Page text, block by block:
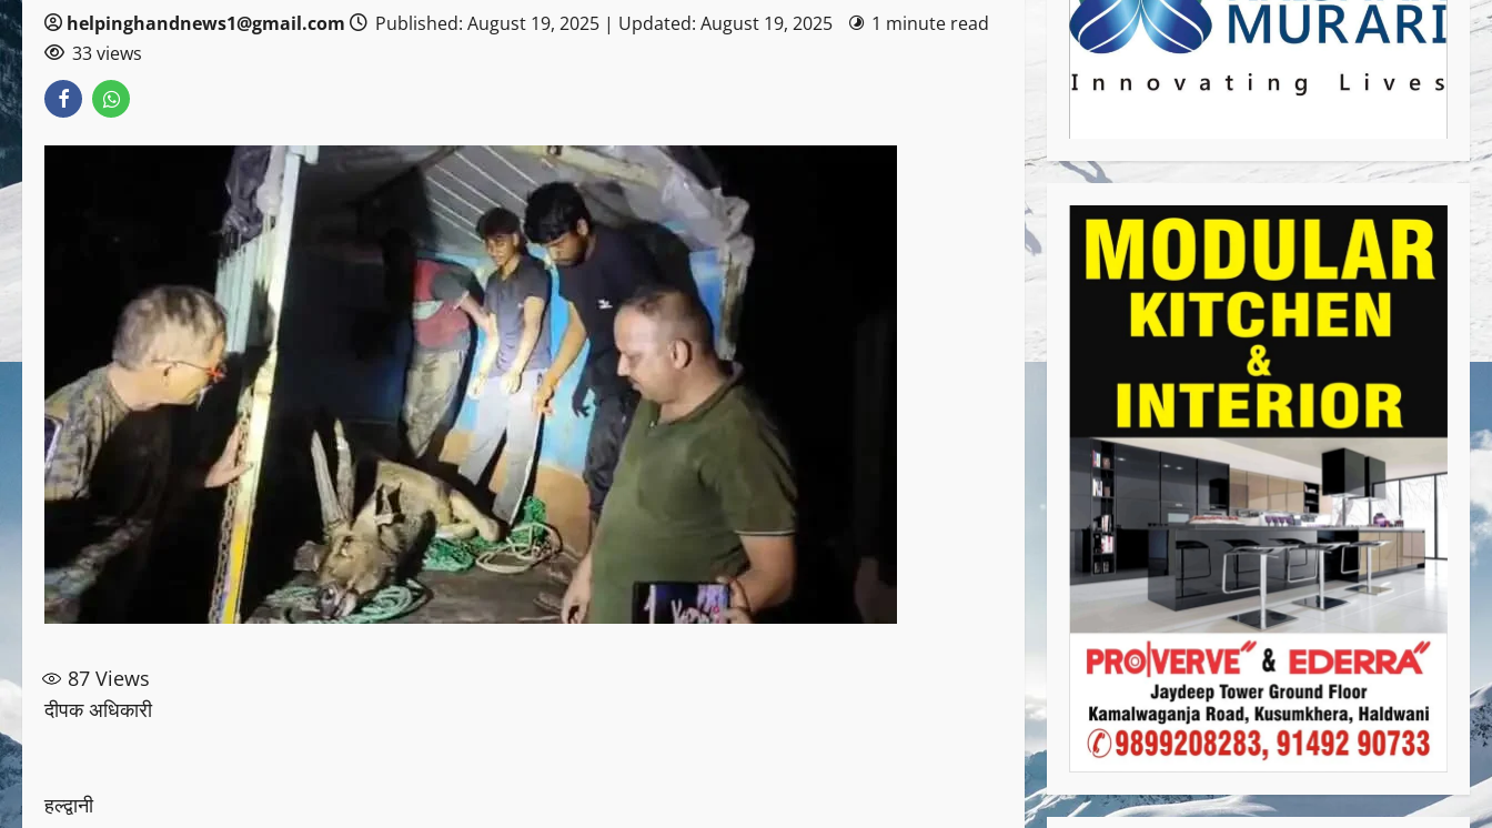
helpinghandnews1@gmail.com Published: August 19, 2025 | Updated: August 19, 2025
1 minute read
33 views
87 Views
दीपक अधिकारी
हल्द्वानी